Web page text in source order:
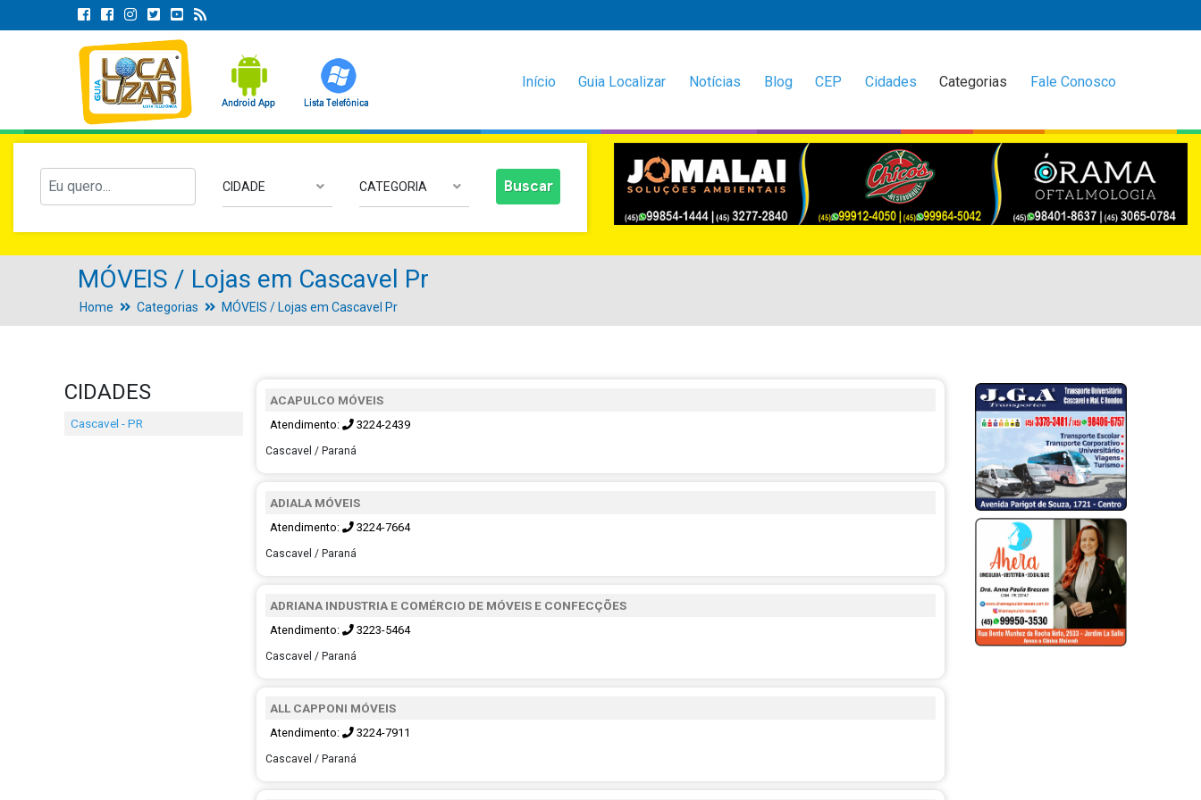
Início Guia Localizar Notícias Blog CEP Cidades Categorias Fale Conosco
CIDADE CATEGORIA
MÓVEIS / Lojas em Cascavel Pr
Home Categorias MÓVEIS / Lojas em Cascavel Pr
CIDADES
Cascavel - PR
ACAPULCO MÓVEIS
Atendimento: 3224-2439
Cascavel / Paraná
ADIALA MÓVEIS
Atendimento: 3224-7664
Cascavel / Paraná
ADRIANA INDUSTRIA E COMÉRCIO DE MÓVEIS E CONFECÇÕES
Atendimento: 3223-5464
Cascavel / Paraná
ALL CAPPONI MÓVEIS
Atendimento: 3224-7911
Cascavel / Paraná